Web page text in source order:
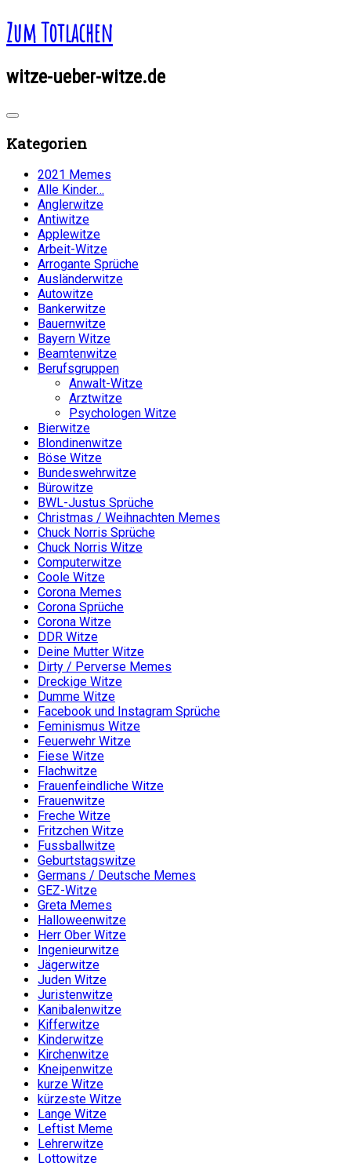
Zum Totlachen
witze-ueber-witze.de
Kategorien
2021 Memes
Alle Kinder…
Anglerwitze
Antiwitze
Applewitze
Arbeit-Witze
Arrogante Sprüche
Ausländerwitze
Autowitze
Bankerwitze
Bauernwitze
Bayern Witze
Beamtenwitze
Berufsgruppen
Anwalt-Witze
Arztwitze
Psychologen Witze
Bierwitze
Blondinenwitze
Böse Witze
Bundeswehrwitze
Bürowitze
BWL-Justus Sprüche
Christmas / Weihnachten Memes
Chuck Norris Sprüche
Chuck Norris Witze
Computerwitze
Coole Witze
Corona Memes
Corona Sprüche
Corona Witze
DDR Witze
Deine Mutter Witze
Dirty / Perverse Memes
Dreckige Witze
Dumme Witze
Facebook und Instagram Sprüche
Feminismus Witze
Feuerwehr Witze
Fiese Witze
Flachwitze
Frauenfeindliche Witze
Frauenwitze
Freche Witze
Fritzchen Witze
Fussballwitze
Geburtstagswitze
Germans / Deutsche Memes
GEZ-Witze
Greta Memes
Halloweenwitze
Herr Ober Witze
Ingenieurwitze
Jägerwitze
Juden Witze
Juristenwitze
Kanibalenwitze
Kifferwitze
Kinderwitze
Kirchenwitze
Kneipenwitze
kurze Witze
kürzeste Witze
Lange Witze
Leftist Meme
Lehrerwitze
Lottowitze